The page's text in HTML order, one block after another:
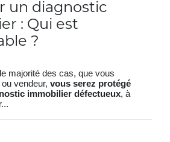
un diagnostic
: Qui est
?
majorité des cas, que vous
vendeur, vous serez protégé
immobilier défectueux, à